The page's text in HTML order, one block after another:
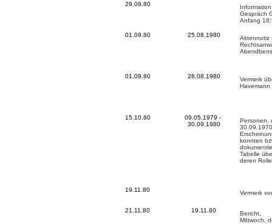
29.08.80
Gespräch
Anfang
01.09.80 25.08.1980
Aktennotiz
01.09.80 28.08.1980
Vermerk
15.10.80
09.05.1979 -
30.09.1980
Personen,
konnten
Tabelle
deren Rolle
19.11.80 Vermerk
21.11.80 19.11.80
Bericht,
Mittwoch,